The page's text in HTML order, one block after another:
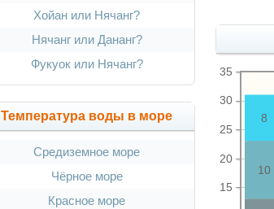
15
20
25
30
35
10
8
Хойан или Нячанг?
Нячанг или Дананг?
Фукуок или Нячанг?
Температура воды в море
Средиземное море
Чёрное море
Красное море